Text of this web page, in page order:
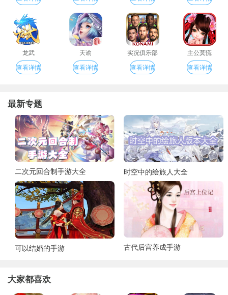
龙武
查看详情
天谕
查看详情
实况俱乐部
查看详情
主公莫慌
查看详情
最新专题
二次元回合制手游大全 时空中的绘旅人大全
可以结婚的手游 古代后宫养成手游
大家都喜欢